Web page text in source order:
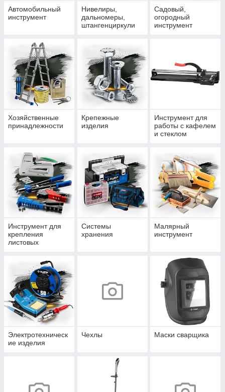
Автомобильный
инструмент
Нивелиры,
дальномеры,
штангенциркули
Садовый,
огородный
инструмент
Хозяйственные
принадлежности
Крепежные
изделия
Инструмент для
работы с кафелем
и стеклом
Инструмент для
крепления
листовых
Системы
хранения
Малярный
инструмент
Электротехническ
ие изделия
Чехлы Маски сварщика